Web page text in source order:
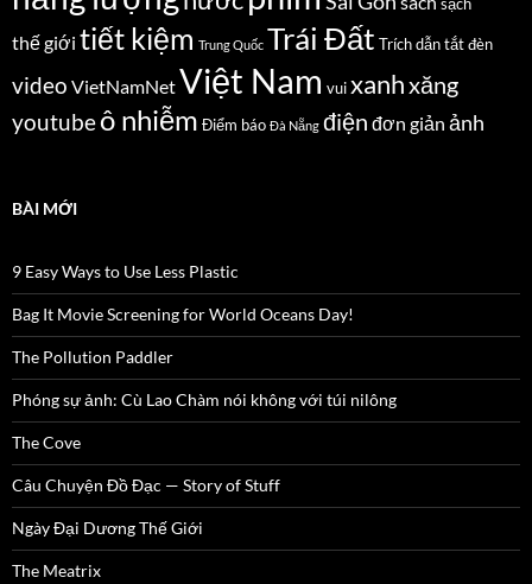
thế giới tiết kiệm Trung Quốc Trái Đất Trích dẫntắt đèn
video VietNamNetViệt Nam vuixanhxăng
youtubeô nhiễm Điểm báo Đà Nẵng điện đơn giản ảnh
BÀI MỚI
9 Easy Ways to Use Less Plastic
Bag It Movie Screening for World Oceans Day!
The Pollution Paddler
Phóng sự ảnh: Cù Lao Chàm nói không với túi nilông
The Cove
Câu Chuyện Đồ Đạc — Story of Stuff
Ngày Đại Dương Thế Giới
The Meatrix